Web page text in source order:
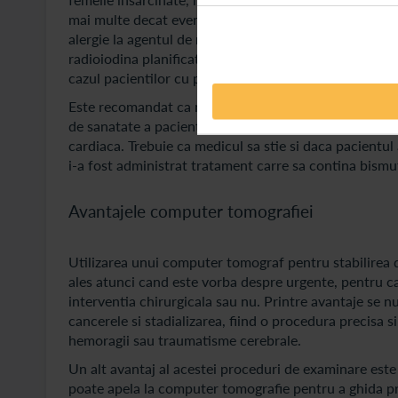
mai multe decat eventualele riscuri. Nu este
alergie la agentul de radiocontrast si nici pacientii
radioiodina planificata pentru cancer tiroidian, nu
cazul pacientilor cu perforatie gastrointestinala, al
Este recomandat ca medicul sa fie informat inainte
de sanatate a pacientului. De exemplu, este
cardiaca. Trebuie ca medicul sa stie si daca
i-a fost administrat tratament carre sa contina
Avantajele computer tomografiei
Utilizarea unui computer tomograf pentru stabilirea
ales atunci cand este vorba despre urgente, pentru
interventia chirurgicala sau nu. Printre avantaje se
cancerele si stadializarea, fiind o procedura precisa
hemoragii sau traumatisme cerebrale.
Un alt avantaj al acestei proceduri de examinare
poate apela la computer tomografie pentru a ghida